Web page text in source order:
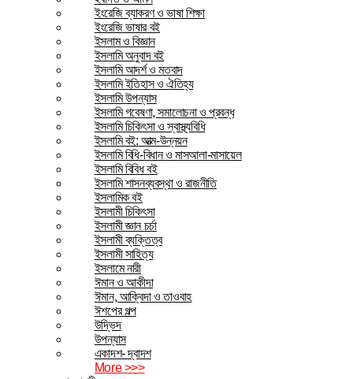
ইংরেজি ব্যাকরণ ও ভাষা শিক্ষা
ইংরেজি ভাষার বই
ইসলাম ও বিজ্ঞান
ইসলামি অনুবাদ বই
ইসলামি আদর্শ ও মতবাদ
ইসলামি ইতিহাস ও ঐতিহ্য
ইসলামি উপন্যাস
ইসলামি গবেষণা, সমালোচনা ও প্রবন্ধ
ইসলামি চিকিৎসা ও স্বাস্থ্যবিধি
ইসলামি বই: আত্ম-উন্নয়ন
ইসলামি বিধি-বিধান ও মাসআলা-মাসায়েল
ইসলামি বিবিধ বই
ইসলামি শাসনব্যবস্থা ও রাজনীতি
ইসলামিক বই
ইসলামী চিকিৎসা
ইসলামী জ্ঞান চর্চা
ইসলামী ব্যক্তিত্ব
ইসলামী সাহিত্য
ইসলামে নারী
ঈমান ও আকীদা
ঈমান, আক্বিদা ও তাওবাহ
ঈশপের গল্প
উদ্ভিদ
উপন্যাস
একাদশ- দ্বাদশ
More >>>